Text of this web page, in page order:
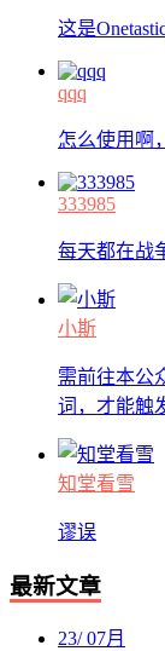
这是
qqq
怎么使用啊
333985
每天都在战
小斯
需前往本公
词，才能触
知堂看雪
谬误
最新文章
23/07月